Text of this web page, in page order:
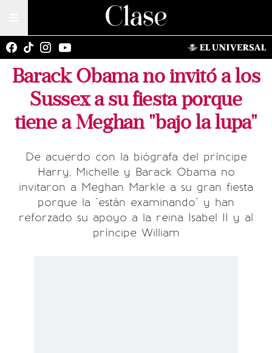
Barack Obama no invitó a los
Sussex a su fiesta porque
tiene a Meghan "bajo la lupa"
De acuerdo con la biógrafa del príncipe
Harry, Michelle y Barack Obama no
invitaron a Meghan Markle a su gran fiesta
porque la "están examinando" y han
reforzado su apoyo a la reina Isabel II y al
príncipe William